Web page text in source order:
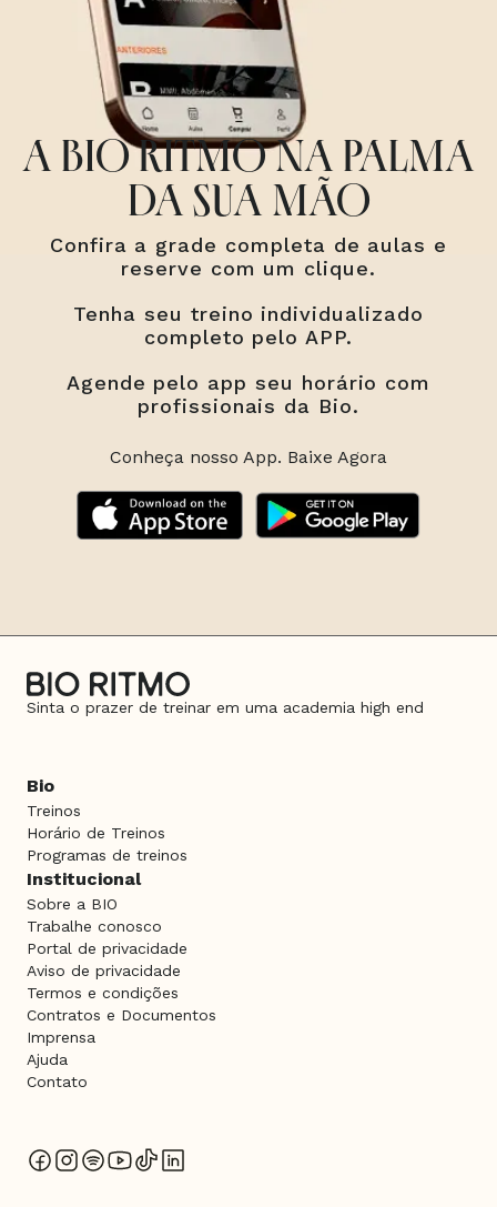
A BIO RITMO NA PALMA
DA SUA MÃO
Confira a grade completa de aulas e
reserve com um clique.
Tenha seu treino individualizado
completo pelo APP.
Agende pelo app seu horário com
profissionais da Bio.
Conheça nosso App. Baixe Agora
Sinta o prazer de treinar em uma academia high end
Bio
Treinos
Horário de Treinos
Programas de treinos
Institucional
Sobre a BIO
Trabalhe conosco
Portal de privacidade
Aviso de privacidade
Termos e condições
Contratos e Documentos
Imprensa
Ajuda
Contato